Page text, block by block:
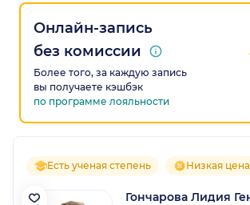
Онлайн-запись
без комиссии
Более того, за каждую запись
вы получаете кэшбэк
по программе лояльности
Есть ученая степень Низкая
Гончарова Лидия